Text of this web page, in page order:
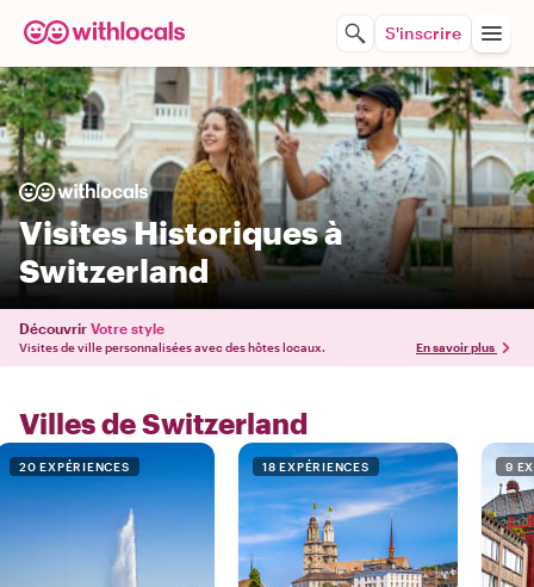
S'inscrire
Visites Historiques à
Switzerland
Découvrir Votre style
Visites de ville personnalisées avec des hôtes locaux. En savoir plus
Villes de Switzerland
20 EXPÉRIENCES 18 EXPÉRIENCES 9